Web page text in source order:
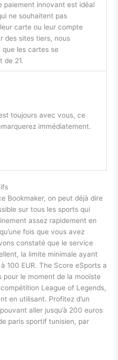
paiement innovant est idéal
ne souhaitent pas
carte ou leur compte
des sites tiers, nous
que les cartes se
de 21.
toujours avec vous, ce
immédiatement.
Bookmaker, on peut déjà dire
sur tous les sports qui
assez rapidement en
fois que vous avez
constaté que le service
la limite minimale ayant
100 EUR. The Score eSports a
le moment de la mooïste
League of Legends,
en utilisant. Profitez d’un
aller jusqu’à 200 euros
paris sportif tunisien, par